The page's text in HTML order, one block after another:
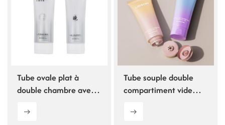
Tube ovale plat à
double chambre avec
Tube souple double
compartiment vide
cosmétiques